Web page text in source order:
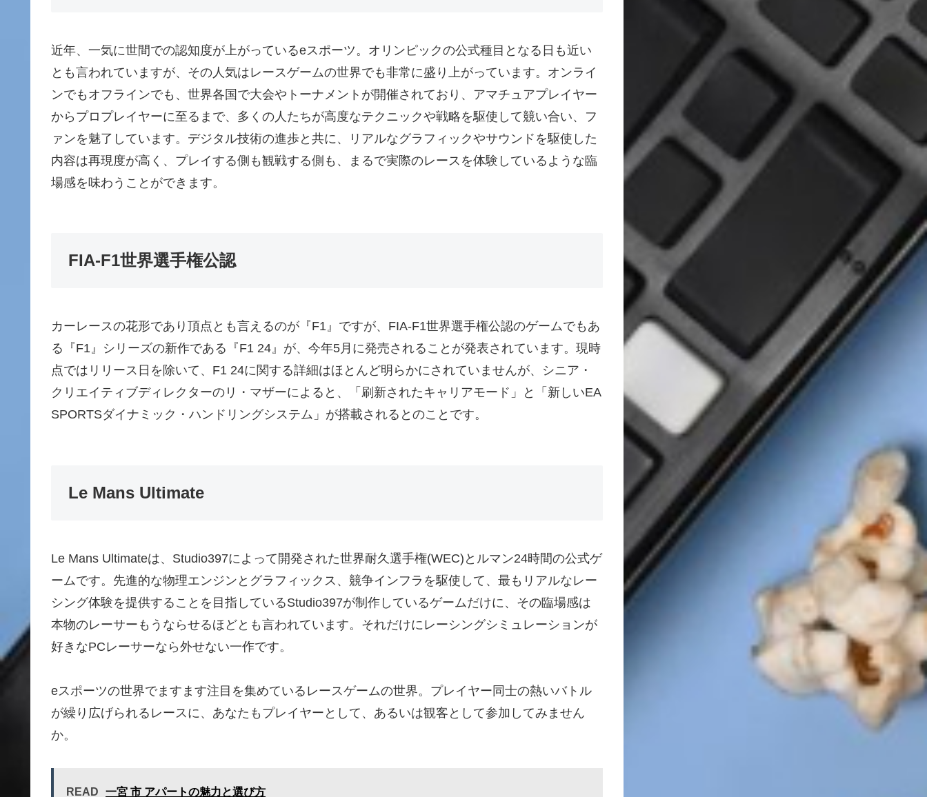
近年、一気に世間での認知度が上がっているeスポーツ。オリンピックの公式種目となる日も近い
とも言われていますが、その人気はレースゲームの世界でも非常に盛り上がっています。オンライ
ンでもオフラインでも、世界各国で大会やトーナメントが開催されており、アマチュアプレイヤー
からプロプレイヤーに至るまで、多くの人たちが高度なテクニックや戦略を駆使して競い合い、フ
ァンを魅了しています。デジタル技術の進歩と共に、リアルなグラフィックやサウンドを駆使した
内容は再現度が高く、プレイする側も観戦する側も、まるで実際のレースを体験しているような臨
場感を味わうことができます。
FIA-F1世界選手権公認
カーレースの花形であり頂点とも言えるのが『F1』ですが、FIA-F1世界選手権公認のゲームでもあ
る『F1』シリーズの新作である『F1 24』が、今年5月に発売されることが発表されています。現時
点ではリリース日を除いて、F1 24に関する詳細はほとんど明らかにされていませんが、シニア・
クリエイティブディレクターのリ・マザーによると、「刷新されたキャリアモード」と「新しいEA
SPORTSダイナミック・ハンドリングシステム」が搭載されるとのことです。
Le Mans Ultimate
Le Mans Ultimateは、Studio397によって開発された世界耐久選手権(WEC)とルマン24時間の公式ゲ
ームです。先進的な物理エンジンとグラフィックス、競争インフラを駆使して、最もリアルなレー
シング体験を提供することを目指しているStudio397が制作しているゲームだけに、その臨場感は
本物のレーサーもうならせるほどとも言われています。それだけにレーシングシミュレーションが
好きなPCレーサーなら外せない一作です。
eスポーツの世界でますます注目を集めているレースゲームの世界。プレイヤー同士の熱いバトル
が繰り広げられるレースに、あなたもプレイヤーとして、あるいは観客として参加してみません
か。
READ 一宮 市 アパートの魅力と選び方